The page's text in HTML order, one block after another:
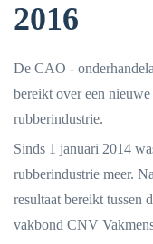
2016
De CAO -
bereikt over een
rubberindustrie.
Sinds 1 januari 2014
rubberindustrie meer.
resultaat bereikt tussen
vakbond CNV